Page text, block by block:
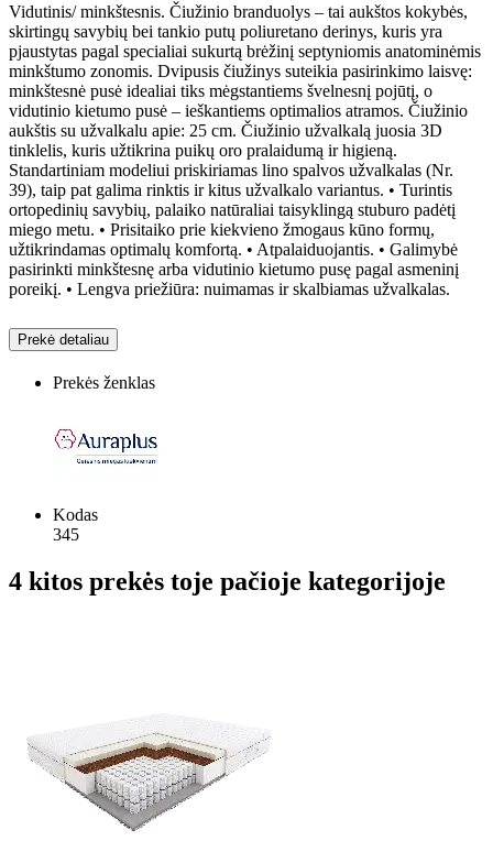
Vidutinis/ minkštesnis. Čiužinio branduolys – tai aukštos kokybės,
skirtingų savybių bei tankio putų poliuretano derinys, kuris yra
pjaustytas pagal specialiai sukurtą brėžinį septyniomis anatominėmis
minkštumo zonomis. Dvipusis čiužinys suteikia pasirinkimo laisvę:
minkštesnė pusė idealiai tiks mėgstantiems švelnesnį pojūtį, o
vidutinio kietumo pusė – ieškantiems optimalios atramos. Čiužinio
aukštis su užvalkalu apie: 25 cm. Čiužinio užvalkalą juosia 3D
tinklelis, kuris užtikrina puikų oro pralaidumą ir higieną.
Standartiniam modeliui priskiriamas lino spalvos užvalkalas (Nr.
39), taip pat galima rinktis ir kitus užvalkalo variantus. • Turintis
ortopedinių savybių, palaiko natūraliai taisyklingą stuburo padėtį
miego metu. • Prisitaiko prie kiekvieno žmogaus kūno formų,
užtikrindamas optimalų komfortą. • Atpalaiduojantis. • Galimybė
pasirinkti minkštesnę arba vidutinio kietumo pusę pagal asmeninį
poreikį. • Lengva priežiūra: nuimamas ir skalbiamas užvalkalas.
Prekė detaliau
Prekės ženklas
Kodas
345
4 kitos prekės toje pačioje kategorijoje